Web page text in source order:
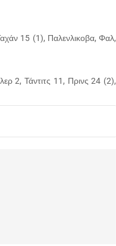
15 (1), Παλενλικοβα, Φαλ,
2, Τάντιτς 11, Πρινς 24 (2),